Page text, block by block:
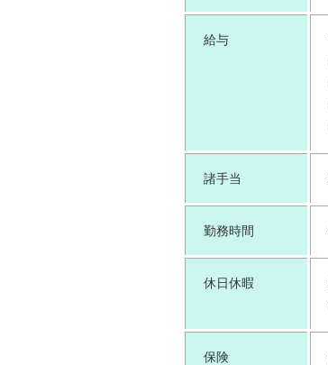
給与
諸手当
勤務時間
休日休暇
保険